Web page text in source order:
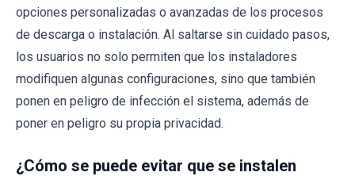
opciones personalizadas o avanzadas de los procesos
de descarga o instalación. Al saltarse sin cuidado pasos,
los usuarios no solo permiten que los instaladores
modifiquen algunas configuraciones, sino que también
ponen en peligro de infección el sistema, además de
poner en peligro su propia privacidad.
¿Cómo se puede evitar que se instalen